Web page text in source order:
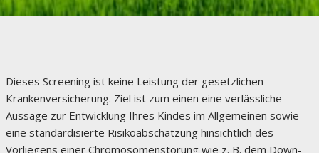
Dieses Screening ist keine Leistung der gesetzlichen
Krankenversicherung. Ziel ist zum einen eine verlässliche
Aussage zur Entwicklung Ihres Kindes im Allgemeinen sowie
eine standardisierte Risikoabschätzung hinsichtlich des
Vorliegens einer Chromosomenstörung wie z. B. dem Down-